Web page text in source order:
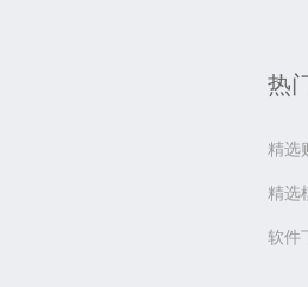
热
精选
精选
软件